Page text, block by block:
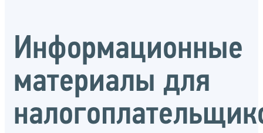
Информационные
материалы для